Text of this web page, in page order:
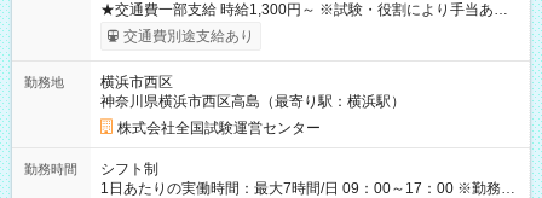
★交通費一部支給 時給1,300円～ ※試験・役割により手当あり
※勤務回数により昇給あり 【即給（前払い）オプションあ
り！】 希望される場合、勤務から1週間ほどで給与の一部を受け
例】 ・河合塾模擬試験 8:30～17:30（休憩1時間） 時給1,300円
×8時間＝日収10,400円＋交通費 ※当日の役割により時給＋100
円の場合あり ・国家試験 7:00～13:30（休憩なし） 時給1,300
円（役割手当＋100円）×6時間＝日収8,400円＋交通費 【試用期
間】試用期間なし
交通費別途支給あり
勤務地
横浜市西区
神奈川県横浜市西区高島（最寄り駅：横浜駅）
株式会社全国試験運営センター
勤務時間
シフト制
1日あたりの実働時間：最大7時間/日 09：00～17：00 ※勤務時